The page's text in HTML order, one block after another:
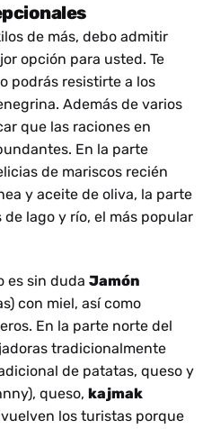
de más, debo admitir
opción para usted. Te
podrás resistirte a los
Además de varios
que las raciones en
En la parte
de mariscos recién
y aceite de oliva, la parte
lago y río, el más popular
es sin duda Jamón
con miel, así como
En la parte norte del
tradicionalmente
de patatas, queso y
queso, kajmak
los turistas porque